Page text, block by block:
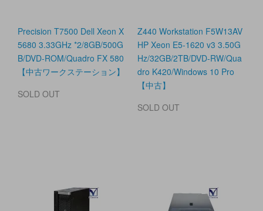
Precision T7500 Dell Xeon X
5680 3.33GHz *2/8GB/500G
B/DVD-ROM/Quadro FX 580
【中古ワークステーション】
SOLD OUT
Z440 Workstation F5W13AV
HP Xeon E5-1620 v3 3.50G
Hz/32GB/2TB/DVD-RW/Qua
dro K420/Windows 10 Pro
【中古】
SOLD OUT